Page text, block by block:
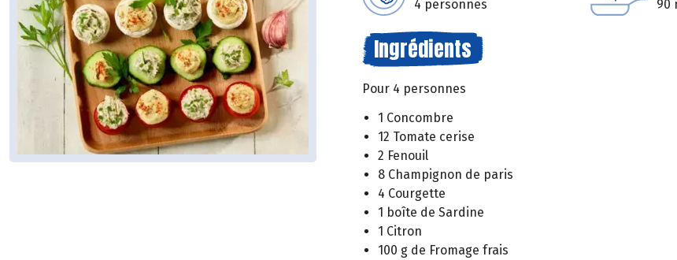
4 personnes 90
Ingrédients
Pour 4 personnes
1 Concombre
12 Tomate cerise
2 Fenouil
8 Champignon de paris
4 Courgette
1 boîte de Sardine
1 Citron
100 g de Fromage frais